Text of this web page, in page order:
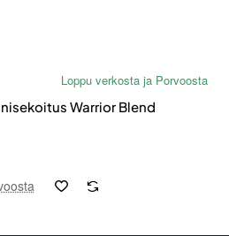
Loppu verkosta ja Porvoosta
Warrior Blend